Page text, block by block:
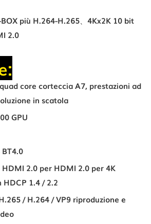
più H.264-H.265、4Kx2K 10 bit
2.0
core corteccia A7, prestazioni ad
in scatola
GPU
2.0 per HDMI 2.0 per 4K
HDCP 1.4 / 2.2
/ H.264 / VP9 riproduzione e